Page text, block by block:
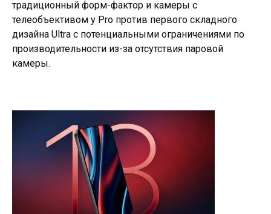
традиционный форм-фактор и камеры с
телеобъективом у Pro против первого складного
дизайна Ultra с потенциальными ограничениями по
производительности из-за отсутствия паровой
камеры.